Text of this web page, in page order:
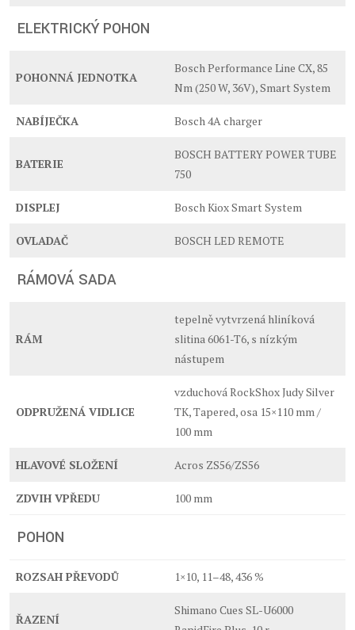
ELEKTRICKÝ POHON
POHONNÁ JEDNOTKA
Bosch Performance Line CX, 85
Nm (250 W, 36V), Smart System
NABÍJEČKA Bosch 4A charger
BATERIE
BOSCH BATTERY POWER TUBE
750
DISPLEJ Bosch Kiox Smart System
OVLADAČ BOSCH LED REMOTE
RÁMOVÁ SADA
RÁM
tepelně vytvrzená hliníková
slitina 6061-T6, s nízkým
nástupem
ODPRUŽENÁ VIDLICE
vzduchová RockShox Judy Silver
TK, Tapered, osa 15×110 mm /
100 mm
HLAVOVÉ SLOŽENÍ Acros ZS56/ZS56
ZDVIH VPŘEDU 100 mm
POHON
ROZSAH PŘEVODŮ 1×10, 11–48, 436 %
ŘAZENÍ
Shimano Cues SL-U6000